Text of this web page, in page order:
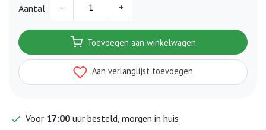
Aantal - +
Toevoegen aan winkelwagen
Aan verlanglijst toevoegen
Voor 17:00 uur besteld, morgen in huis